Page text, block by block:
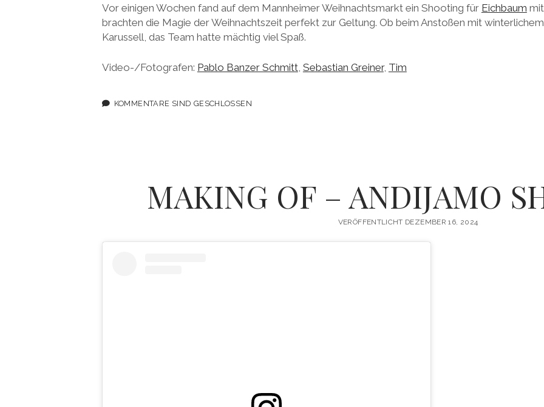
Vor einigen Wochen fand auf dem Mannheimer Weihnachtsmarkt ein Shooting für Eichbaum
brachten die Magie der Weihnachtszeit perfekt zur Geltung. Ob beim Anstoßen mit
Karussell, das Team hatte mächtig viel Spaß.
Video-/Fotografen: Pablo Banzer Schmitt, Sebastian Greiner, Tim
KOMMENTARE SIND GESCHLOSSEN
MAKING OF – ANDIJAMO
VERÖFFENTLICHT DEZEMBER 16, 2024